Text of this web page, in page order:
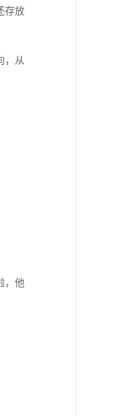
存放
，从
，他